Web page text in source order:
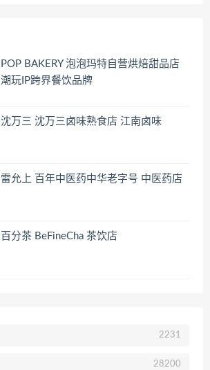
POP BAKERY 泡泡玛特自营烘焙甜品店
潮玩IP跨界餐饮品牌
沈万三 沈万三卤味熟食店 江南卤味
雷允上 百年中医药中华老字号 中医药店
百分茶 BeFineCha 茶饮店
2231
28200